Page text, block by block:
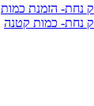
נחת- הזמנת כמות
נחת- כמות קטנה